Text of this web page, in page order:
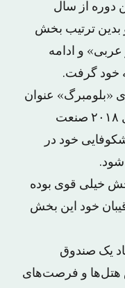
دوره از سال
و بدین ترتیب بخش
و ادامه
خود گرفت.
«بلومبرگ» عنوان
کرد که انتظار می‌رود تا پایان سال ۲۰۱۸ صنعت
خود در
خیلی قوی بوده
خود این بخش
یک صندوق
هتل‌ها و فرصت‌های